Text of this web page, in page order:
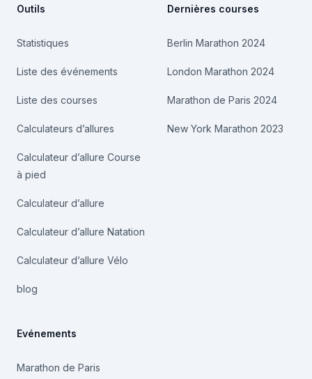
Outils
Statistiques
Liste des événements
Liste des courses
Calculateurs d’allures
Calculateur d’allure Course
à pied
Calculateur d’allure
Calculateur d’allure Natation
Calculateur d’allure Vélo
blog
Evénements
Marathon de Paris
Dernières courses
Berlin Marathon 2024
London Marathon 2024
Marathon de Paris 2024
New York Marathon 2023